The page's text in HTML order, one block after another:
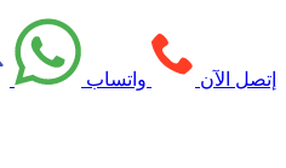
الآن واتساب